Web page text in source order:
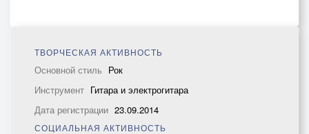
ТВОРЧЕСКАЯ АКТИВНОСТЬ
Основной стиль Рок
Инструмент Гитара и электрогитара
Дата регистрации 23.09.2014
СОЦИАЛЬНАЯ АКТИВНОСТЬ